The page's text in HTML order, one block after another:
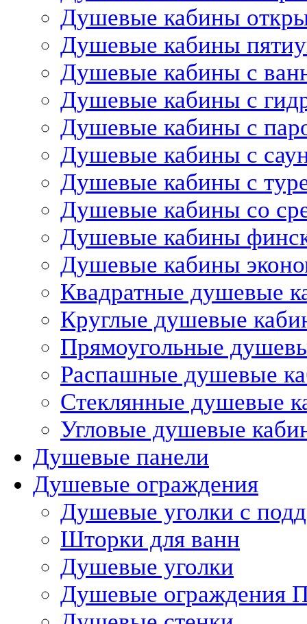
Душевые кабины
Душевые кабины
Душевые кабины с
Душевые кабины с
Душевые кабины с
Душевые кабины с
Душевые кабины с
Душевые кабины со
Душевые кабины
Душевые кабины
Квадратные душевые
Круглые душевые
Прямоугольные
Распашные душевые
Стеклянные душевые
Угловые душевые
Душевые панели
Душевые ограждения
Душевые уголки с
Шторки для ванн
Душевые уголки
Душевые ограждения